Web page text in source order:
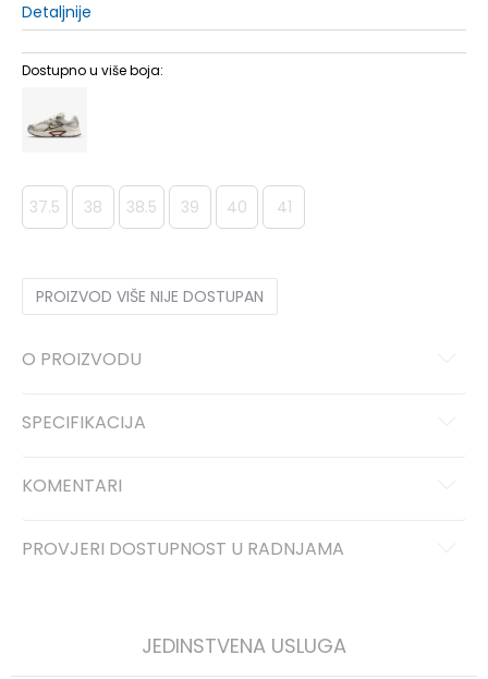
Detaljnije
Dostupno u više boja:
37.5 38 38.5 39 40 41
PROIZVOD VIŠE NIJE DOSTUPAN
O PROIZVODU
SPECIFIKACIJA
KOMENTARI
PROVJERI DOSTUPNOST U RADNJAMA
JEDINSTVENA USLUGA